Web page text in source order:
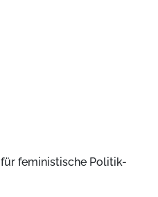
feministische Politik-